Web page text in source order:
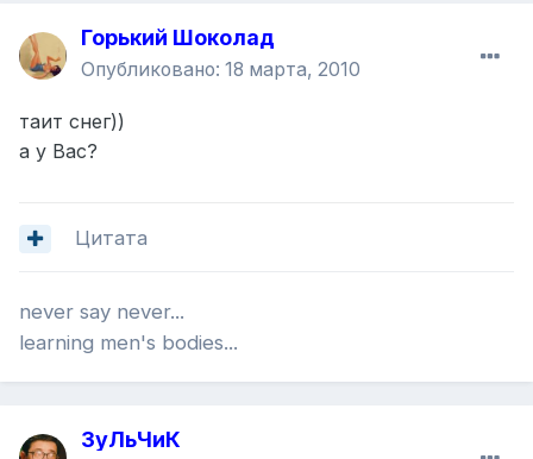
Горький Шоколад
Опубликовано: 18 марта, 2010
таит снег))
а у Вас?
Цитата
never say never...
learning men's bodies...
ЗуЛьЧиК